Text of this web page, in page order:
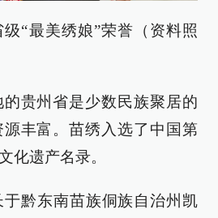
“最美绣娘”荣誉（资料照
贵州省是少数民族聚居的
丰富。苗绣入选了中国第
化遗产名录。
黔东南苗族侗族自治州凯